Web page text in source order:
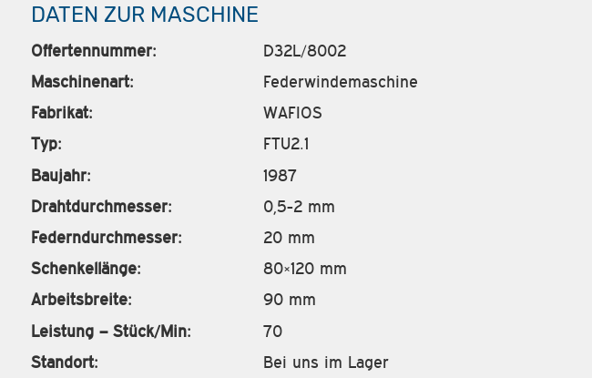
DATEN ZUR MASCHINE
Offertennummer:
D32L/8002
Maschinenart:
Federwindemaschine
Fabrikat:
WAFIOS
Typ:
FTU2.1
Baujahr:
1987
Drahtdurchmesser:
0,5-2 mm
Federndurchmesser:
20 mm
Schenkellänge:
80×120 mm
Arbeitsbreite:
90 mm
Leistung – Stück/Min:
70
Standort:
Bei uns im Lager